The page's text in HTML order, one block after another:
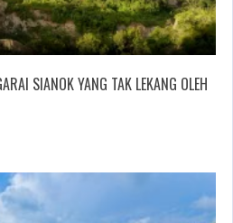
SIANOK YANG TAK LEKANG OLEH